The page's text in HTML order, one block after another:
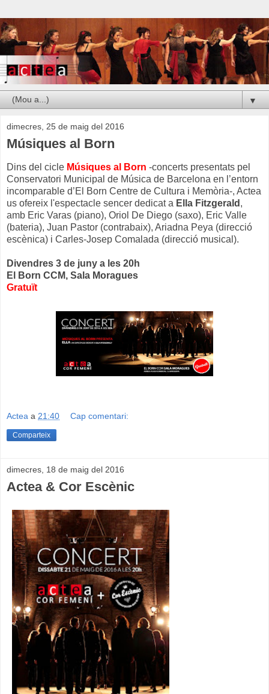
▼
dimecres, 25 de maig del 2016
Músiques al Born
Dins del cicle Músiques al Born -concerts presentats pel
Conservatori Municipal de Música de Barcelona en l’entorn
incomparable d’El Born Centre de Cultura i Memòria-, Actea
us ofereix l'espectacle sencer dedicat a Ella Fitzgerald ,
amb Eric Varas (piano), Oriol De Diego (saxo), Eric Valle
(bateria), Juan Pastor (contrabaix), Ariadna Peya (direcció
escènica) i Carles-Josep Comalada (direcció musical).
Divendres 3 de juny a les 20h
El Born CCM, Sala Moragues
Gratuït
Actea a 21:40 Cap comentari:
Comparteix
dimecres, 18 de maig del 2016
Actea & Cor Escènic